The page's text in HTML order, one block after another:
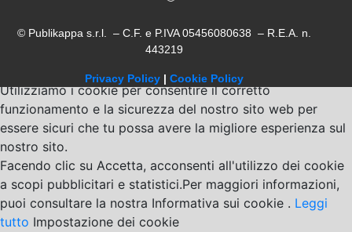
© Publikappa s.r.l. – C.F. e P.IVA 05456080638 – R.E.A. n.
443219
Privacy Policy | Cookie Policy
Utilizziamo i cookie per consentire il corretto
funzionamento e la sicurezza del nostro sito web per
essere sicuri che tu possa avere la migliore esperienza sul
nostro sito.
Facendo clic su Accetta, acconsenti all'utilizzo dei cookie
a scopi pubblicitari e statistici.Per maggiori informazioni,
puoi consultare la nostra Informativa sui cookie . Leggi
tutto Impostazione dei cookie